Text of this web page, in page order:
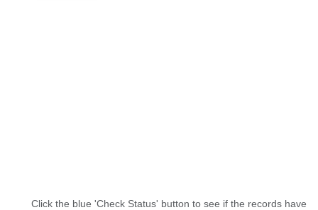
Click the blue 'Check Status' button to see if the records have